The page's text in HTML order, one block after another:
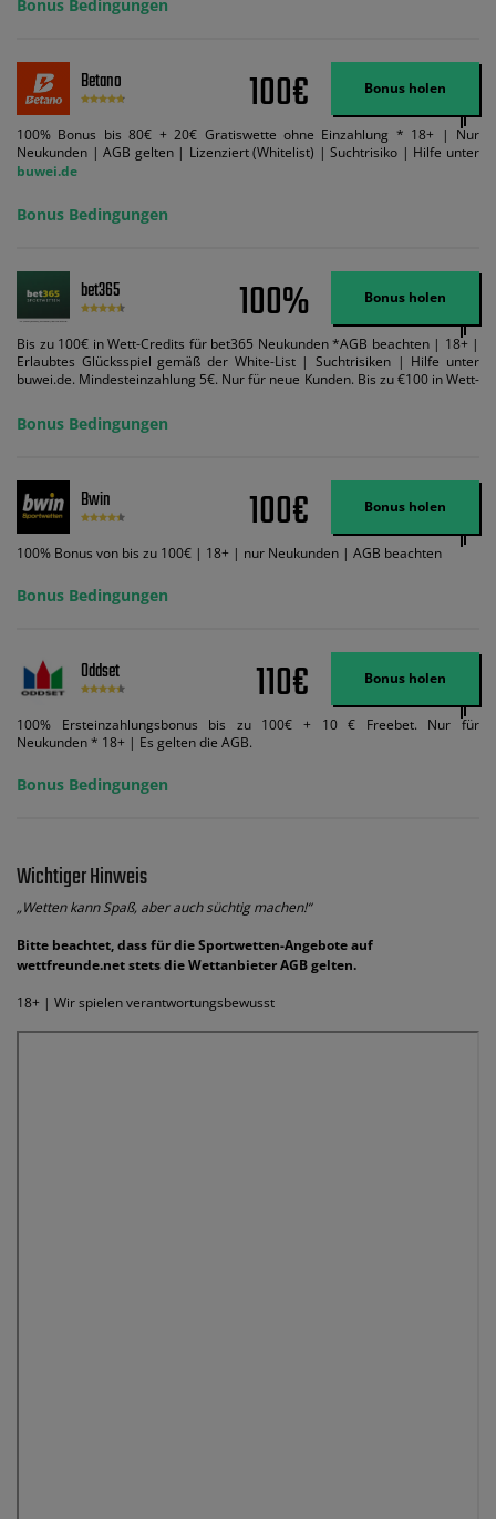
Suchtrisiken: buwei.de.
Bonus Bedingungen
Betano 100€ Bonus holen
100% Bonus bis 80€ + 20€ Gratiswette ohne Einzahlung * 18+ | Nur
Neukunden | AGB gelten | Lizenziert (Whitelist) | Suchtrisiko | Hilfe unter
buwei.de
Bonus Bedingungen
bet365 100% Bonus holen
Bis zu 100€ in Wett-Credits für bet365 Neukunden *AGB beachten | 18+ |
Erlaubtes Glücksspiel gemäß der White-List | Suchtrisiken | Hilfe unter
buwei.de. Mindesteinzahlung 5€. Nur für neue Kunden. Bis zu €100 in Wett-
ein und wir geben Ihnen die entsprechende qualifizierende Einzahlung in
Wett-Credits, wenn Sie qualifizierende Wetten im gleichen Wert platzieren
Wett-Credits aus. Es gelten die AGB, Zeitlimits und Ausnahmen. Der Bonus-
Code VIPANGEBOT kann während der Anmeldung benutzt werden, jedoch
ändert dies den Angebotsbetrag in keinster Weise.
Bonus Bedingungen
Bwin 100€ Bonus holen
100% Bonus von bis zu 100€ | 18+ | nur Neukunden | AGB beachten
Bonus Bedingungen
Oddset 110€ Bonus holen
100% Ersteinzahlungsbonus bis zu 100€ + 10 € Freebet. Nur für
Neukunden * 18+ | Es gelten die AGB.
Bonus Bedingungen
Wichtiger Hinweis
„Wetten kann Spaß, aber auch süchtig machen!“
Bitte beachtet, dass für die Sportwetten-Angebote auf
wettfreunde.net stets die Wettanbieter AGB gelten.
18+ | Wir spielen verantwortungsbewusst